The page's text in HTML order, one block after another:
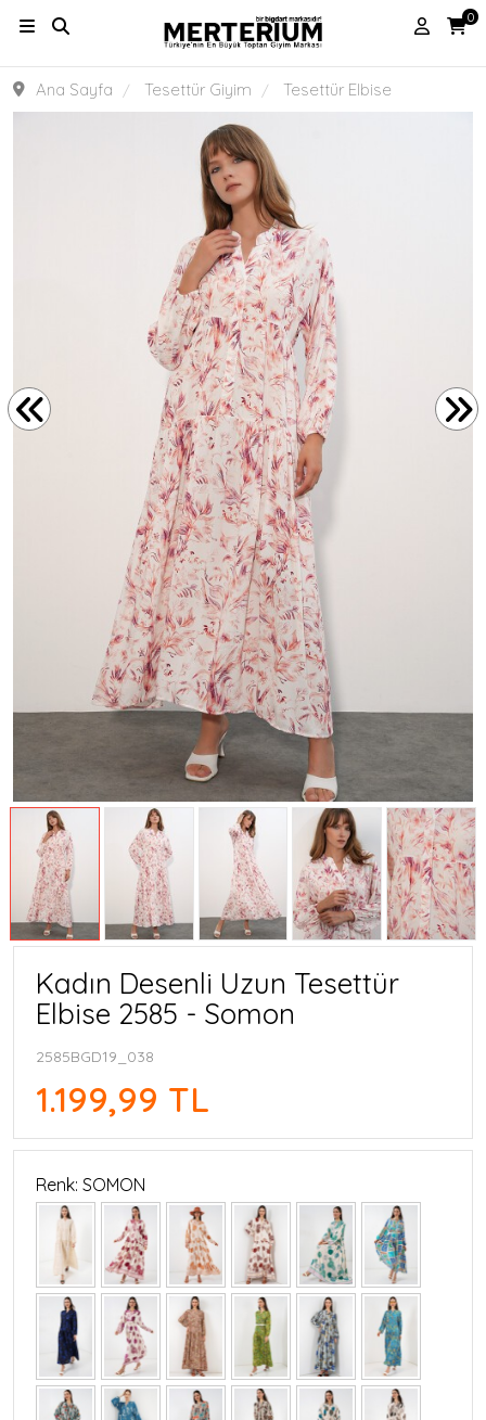
0
Ana Sayfa Tesettür Giyim Tesettür Elbise
Kadın Desenli Uzun Tesettür
Elbise 2585 - Somon
2585BGD19_038
1.199,99 TL
Renk: SOMON